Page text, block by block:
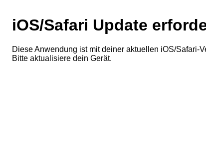
iOS/Safari Update
Diese Anwendung ist mit deiner aktuellen iOS/Safari-
Bitte aktualisiere dein Gerät.